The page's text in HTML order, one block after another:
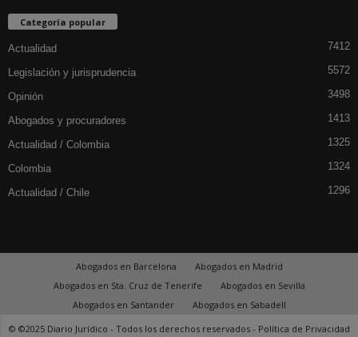
Categoría popular
Actualidad 7412
Legislación y jurisprudencia 5572
Opinión 3498
Abogados y procuradores 1413
Actualidad / Colombia 1325
Colombia 1324
Actualidad / Chile 1296
Abogados en Barcelona
Abogados en Madrid
Abogados en Sta. Cruz de Tenerife
Abogados en Sevilla
Abogados en Santander
Abogados en Sabadell
© ©2025 Diario Jurídico - Todos los derechos reservados - Política de Privacidad